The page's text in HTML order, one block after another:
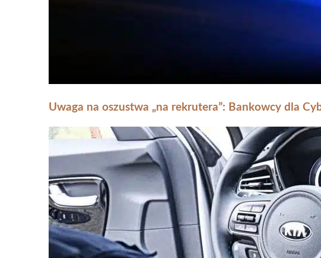
Uwaga na oszustwa „na rekrutera”: Bankowcy dla